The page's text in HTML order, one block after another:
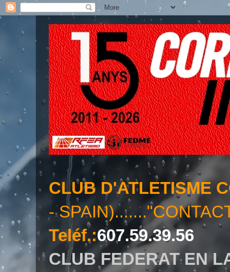
CLUB D'ATLETISME
-
Teléf.:607.59.39.56
CLUB FEDERAT EN